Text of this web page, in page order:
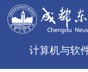
计算机与软